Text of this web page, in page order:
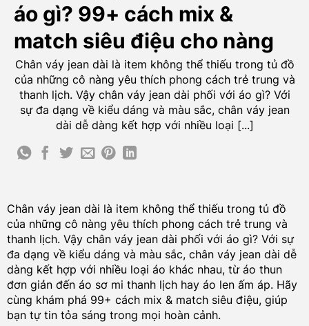
áo gì? 99+ cách mix &
match siêu điệu cho nàng
Chân váy jean dài là item không thể thiếu trong tủ đồ
của những cô nàng yêu thích phong cách trẻ trung và
thanh lịch. Vậy chân váy jean dài phối với áo gì? Với
sự đa dạng về kiểu dáng và màu sắc, chân váy jean
dài dễ dàng kết hợp với nhiều loại [...]
Chân váy jean dài là item không thể thiếu trong tủ đồ
của những cô nàng yêu thích phong cách trẻ trung và
thanh lịch. Vậy chân váy jean dài phối với áo gì? Với sự
đa dạng về kiểu dáng và màu sắc, chân váy jean dài dễ
dàng kết hợp với nhiều loại áo khác nhau, từ áo thun
đơn giản đến áo sơ mi thanh lịch hay áo len ấm áp. Hãy
cùng khám phá 99+ cách mix & match siêu điệu, giúp
bạn tự tin tỏa sáng trong mọi hoàn cảnh.